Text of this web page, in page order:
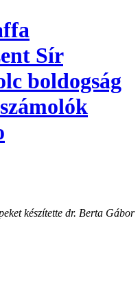
Sír
boldogság
készítette dr. Berta Gábor